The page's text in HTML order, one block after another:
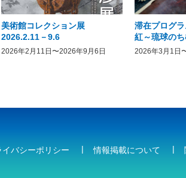
美術館コレクション展
2026.2.11－9.6
2026年2月11日〜2026年9月6日
滞在プログ
紅～琉球のち
2026年3月1日
イバシーポリシー 情報掲載について